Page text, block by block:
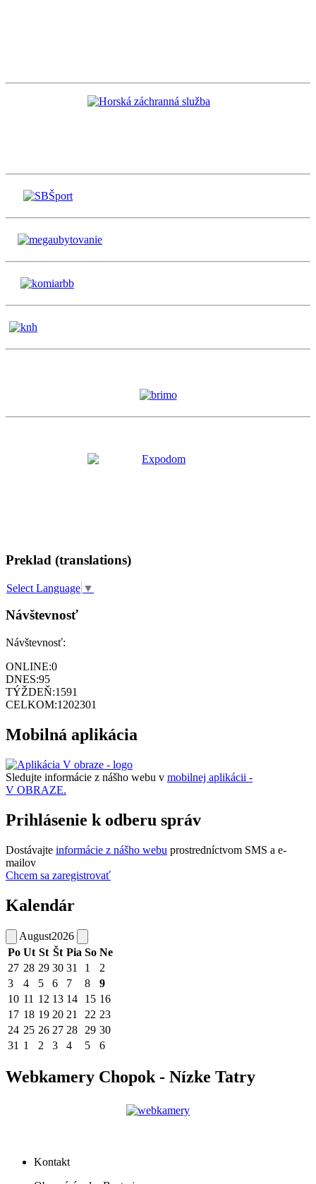
Preklad (translations)
Select Language ▼
Návštevnosť
Návštevnosť:
ONLINE:0
DNES:95
TÝŽDEŇ:1591
CELKOM:1202301
Mobilná aplikácia
Sledujte informácie z nášho webu v mobilnej aplikácii -
V OBRAZE.
Prihlásenie k odberu správ
Dostávajte informácie z nášho webu prostredníctvom SMS a e-
mailov
Chcem sa zaregistrovať
Kalendár
August2026
Po Ut St Št Pia So Ne
27 28 29 30 31 1
2
3
4 5 6 7 8
9
10 11 12 13 14 15 16
17 18 19 20 21 22 23
24 25 26 27 28 29 30
31 1 2 3 4 5 6
Webkamery Chopok - Nízke Tatry
Kontakt